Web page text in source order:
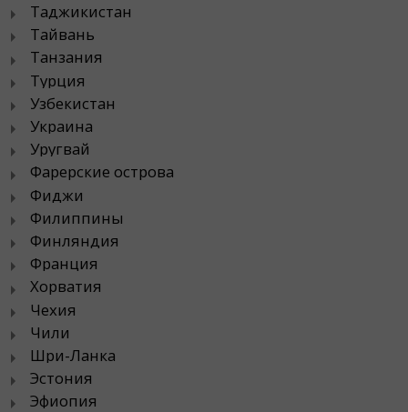
Таджикистан
Тайвань
Танзания
Турция
Узбекистан
Украина
Уругвай
Фарерские острова
Фиджи
Филиппины
Финляндия
Франция
Хорватия
Чехия
Чили
Шри-Ланка
Эстония
Эфиопия